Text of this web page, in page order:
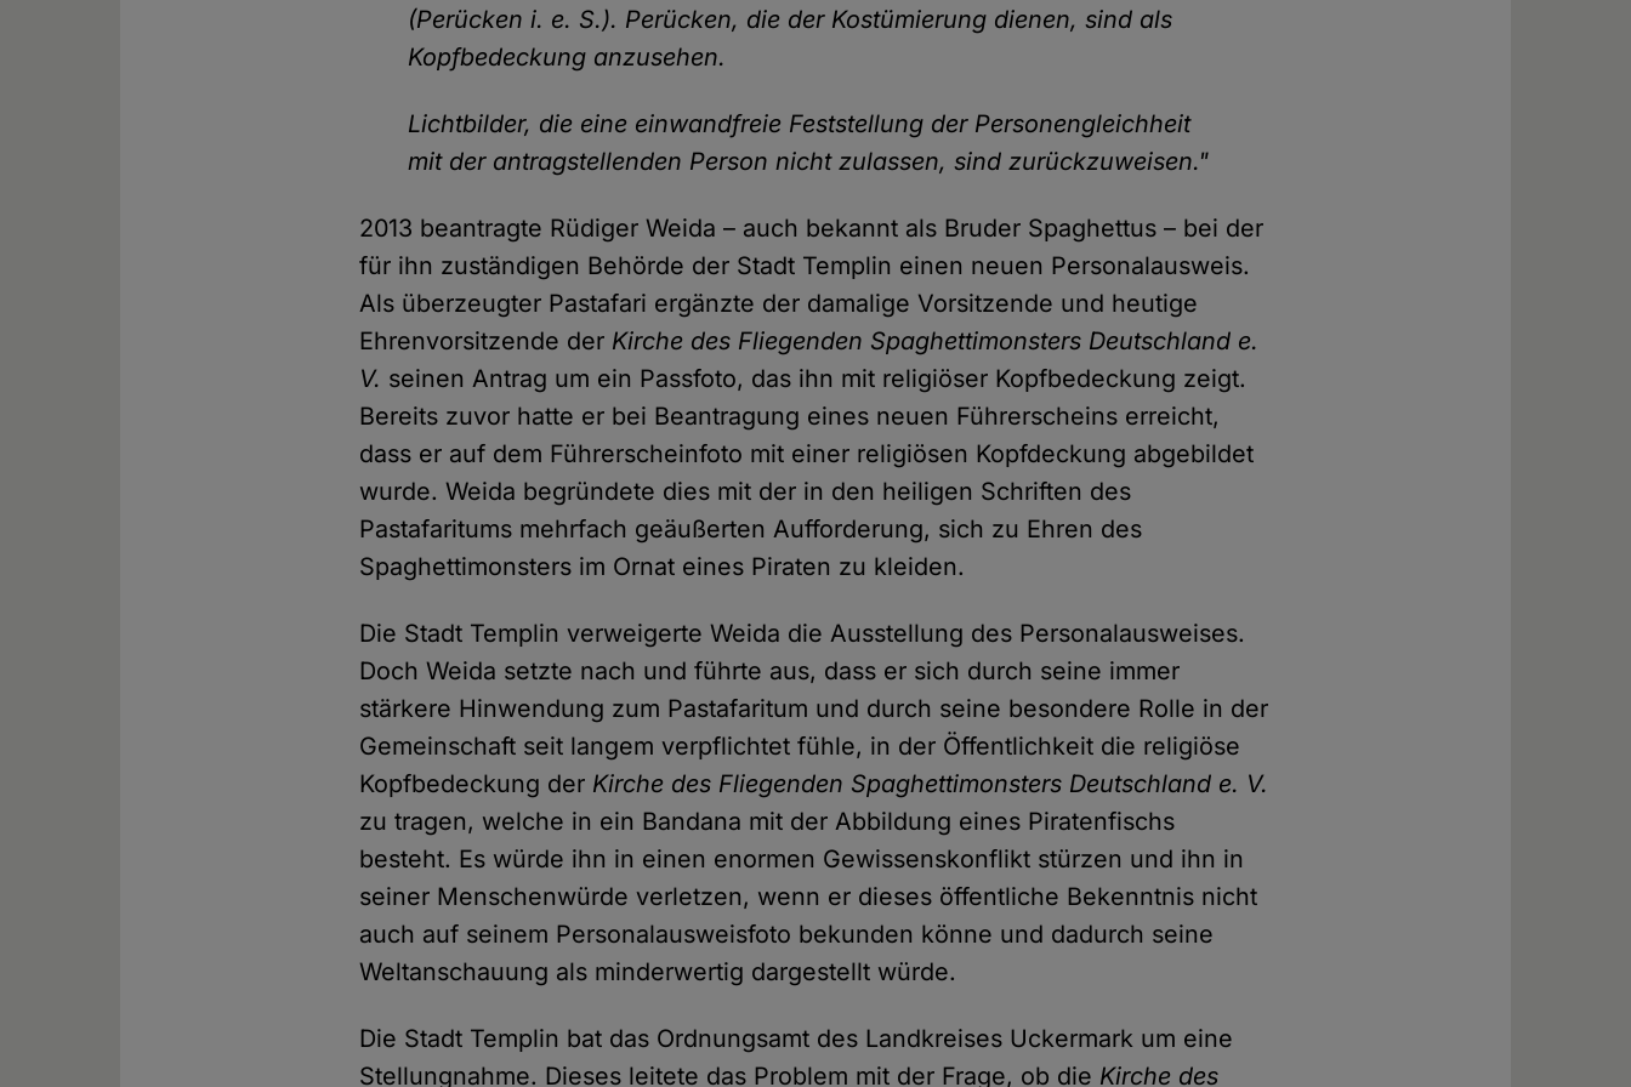
(Perücken i. e. S.). Perücken, die der Kostümierung dienen, sind als
Kopfbedeckung anzusehen.
Lichtbilder, die eine einwandfreie Feststellung der Personengleichheit
mit der antragstellenden Person nicht zulassen, sind zurückzuweisen."
2013 beantragte Rüdiger Weida – auch bekannt als Bruder Spaghettus – bei der
für ihn zuständigen Behörde der Stadt Templin einen neuen Personalausweis.
Als überzeugter Pastafari ergänzte der damalige Vorsitzende und heutige
Ehrenvorsitzende der Kirche des Fliegenden Spaghettimonsters Deutschland e.
V. seinen Antrag um ein Passfoto, das ihn mit religiöser Kopfbedeckung zeigt.
Bereits zuvor hatte er bei Beantragung eines neuen Führerscheins erreicht,
dass er auf dem Führerscheinfoto mit einer religiösen Kopfdeckung abgebildet
wurde. Weida begründete dies mit der in den heiligen Schriften des
Pastafaritums mehrfach geäußerten Aufforderung, sich zu Ehren des
Spaghettimonsters im Ornat eines Piraten zu kleiden.
Die Stadt Templin verweigerte Weida die Ausstellung des Personalausweises.
Doch Weida setzte nach und führte aus, dass er sich durch seine immer
stärkere Hinwendung zum Pastafaritum und durch seine besondere Rolle in der
Gemeinschaft seit langem verpflichtet fühle, in der Öffentlichkeit die religiöse
Kopfbedeckung der Kirche des Fliegenden Spaghettimonsters Deutschland e. V.
zu tragen, welche in ein Bandana mit der Abbildung eines Piratenfischs
besteht. Es würde ihn in einen enormen Gewissenskonflikt stürzen und ihn in
seiner Menschenwürde verletzen, wenn er dieses öffentliche Bekenntnis nicht
auch auf seinem Personalausweisfoto bekunden könne und dadurch seine
Weltanschauung als minderwertig dargestellt würde.
Die Stadt Templin bat das Ordnungsamt des Landkreises Uckermark um eine
Stellungnahme. Dieses leitete das Problem mit der Frage, ob die Kirche des